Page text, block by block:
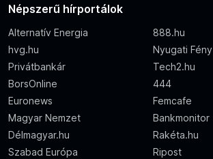
Népszerű hírportálok
Alternatív Energia
888.hu
hvg.hu
Nyugati Fény
Privátbankár
Tech2.hu
BorsOnline
444
Euronews
Femcafe
Magyar Nemzet
Bankmonitor
Délmagyar.hu
Rakéta.hu
Szabad Európa
Ripost